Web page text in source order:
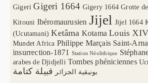
Gigeri Gigeri 1664 Gigery 1664 Grotte
Kitouni Ibéromaurusien Jijel Jijel 1664
(Ucutamani) Ketâma Kotama Louis XIV
Mundet Africa Philippe Marçais Saint-
insurrection-1871
Station Néolithique
arabes de Djidjelli Tombes phéniciennes
بونيقية الجزائر قبيلة كتامة